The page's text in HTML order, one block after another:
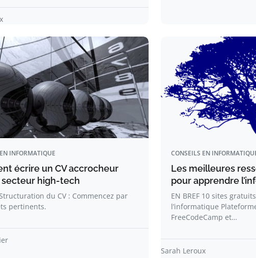
INFORMATIQUE
écrire un CV accrocheur
secteur high-tech
Structuration du CV : Commencez par
pertinents.
CONSEILS EN
Les meilleures
pour apprendre
EN BREF 10 sites
l’informatique
FreeCodeCamp et…
Sarah Leroux